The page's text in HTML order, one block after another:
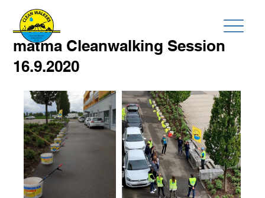
matma Cleanwalking Session
16.9.2020